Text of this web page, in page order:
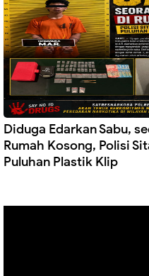
Diduga Edarkan Sabu,
Rumah Kosong, Polisi
Puluhan Plastik Klip